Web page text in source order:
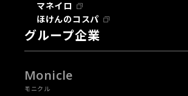
マネイロ
ほけんのコスパ
グループ企業
Monicle
モニクル